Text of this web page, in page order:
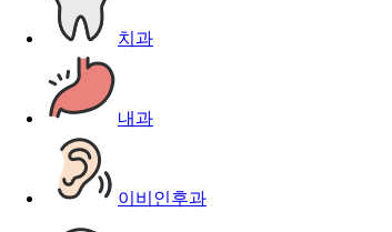
치과
내과
이비인후과